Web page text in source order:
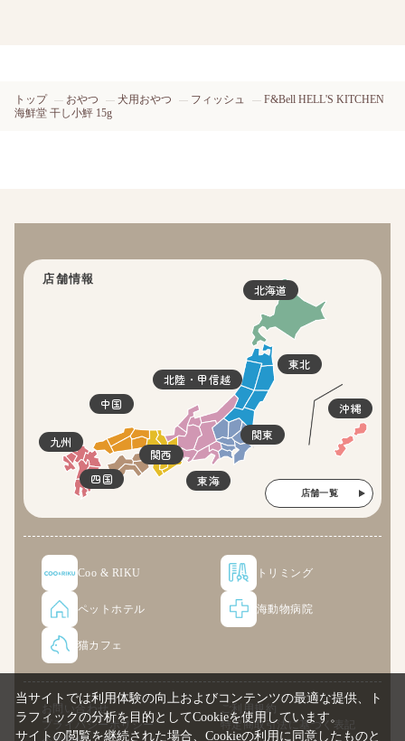
トップ おやつ 犬用おやつ フィッシュ
F&Bell HELL'S KITCHEN
海鮮堂 干し小鮃 15g
店舗情報
北海道
東北
関東
北陸・甲信越
東海
関西
四国
中国
九州
沖縄
店舗一覧
Coo & RIKU トリミング
ペットホテル 海動物病院
猫カフェ
お問い合わせ
ご利用規約
プライバシーポリシー
特定商取引法に基づく表記
当サイトでは利用体験の向上およびコンテンツの最適な提供、ト
ラフィックの分析を目的としてCookieを使用しています。
サイトの閲覧を継続された場合、Cookieの利用に同意したものと